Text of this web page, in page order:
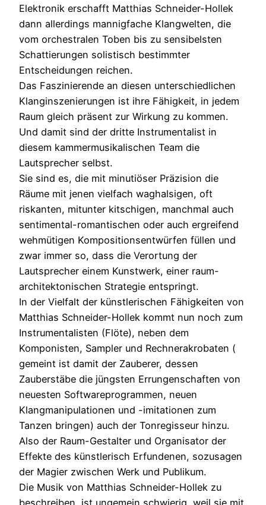
Elektronik erschafft Matthias Schneider-Hollek
dann allerdings mannigfache Klangwelten, die
vom orchestralen Toben bis zu sensibelsten
Schattierungen solistisch bestimmter
Entscheidungen reichen.
Das Faszinierende an diesen unterschiedlichen
Klanginszenierungen ist ihre Fähigkeit, in jedem
Raum gleich präsent zur Wirkung zu kommen.
Und damit sind der dritte Instrumentalist in
diesem kammermusikalischen Team die
Lautsprecher selbst.
Sie sind es, die mit minutiöser Präzision die
Räume mit jenen vielfach waghalsigen, oft
riskanten, mitunter kitschigen, manchmal auch
sentimental-romantischen oder auch ergreifend
wehmütigen Kompositionsentwürfen füllen und
zwar immer so, dass die Verortung der
Lautsprecher einem Kunstwerk, einer raum-
architektonischen Strategie entspringt.
In der Vielfalt der künstlerischen Fähigkeiten von
Matthias Schneider-Hollek kommt nun noch zum
Instrumentalisten (Flöte), neben dem
Komponisten, Sampler und Rechnerakrobaten (
gemeint ist damit der Zauberer, dessen
Zauberstäbe die jüngsten Errungenschaften von
neuesten Softwareprogrammen, neuen
Klangmanipulationen und -imitationen zum
Tanzen bringen) auch der Tonregisseur hinzu.
Also der Raum-Gestalter und Organisator der
Effekte des künstlerisch Erfundenen, sozusagen
der Magier zwischen Werk und Publikum.
Die Musik von Matthias Schneider-Hollek zu